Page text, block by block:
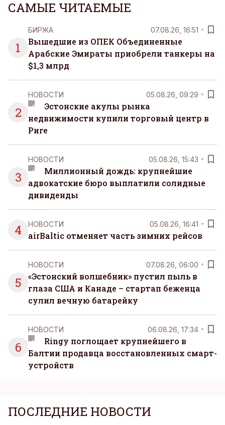
САМЫЕ ЧИТАЕМЫЕ
1
БИРЖА 07.08.26, 16:51
Вышедшие из ОПЕК Объединенные
Арабские Эмираты приобрели танкеры на
$1,3 млрд
2
НОВОСТИ 05.08.26, 09:29
Эстонские акулы рынка
недвижимости купили торговый центр в
Риге
3
НОВОСТИ 05.08.26, 15:43
Миллионный дождь: крупнейшие
адвокатские бюро выплатили солидные
дивиденды
4 НОВОСТИ 05.08.26, 16:41
airBaltic отменяет часть зимних рейсов
5
НОВОСТИ 07.08.26, 06:00
«Эстонский волшебник» пустил пыль в
глаза США и Канаде – стартап беженца
сулил вечную батарейку
6
НОВОСТИ 06.08.26, 17:34
Ringy поглощает крупнейшего в
Балтии продавца восстановленных смарт-
устройств
ПОСЛЕДНИЕ НОВОСТИ